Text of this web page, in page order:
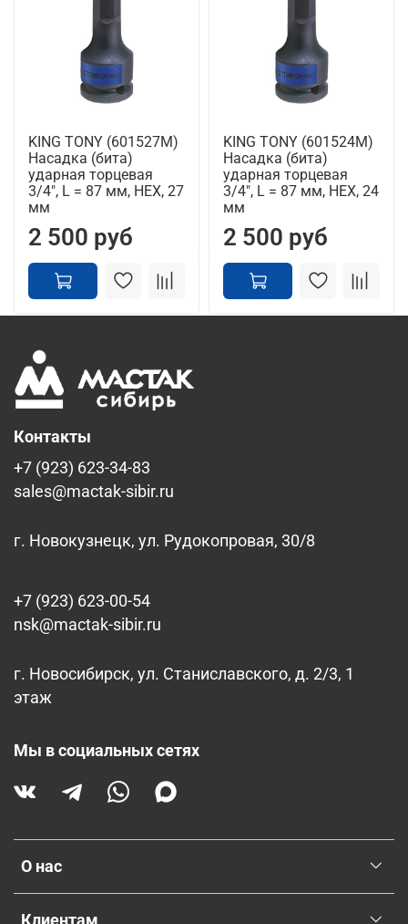
KING TONY (601527M)
Насадка (бита)
ударная торцевая
3/4", L = 87 мм, HEX, 27
мм
2 500 руб
KING TONY (601524M)
Насадка (бита)
ударная торцевая
3/4", L = 87 мм, HEX, 24
мм
2 500 руб
О нас
Контакты
+7 (923) 623-34-83
sales@mactak-sibir.ru
г. Новокузнецк, ул. Рудокопровая, 30/8
+7 (923) 623-00-54
nsk@mactak-sibir.ru
г. Новосибирск, ул. Станиславского, д. 2/3, 1
этаж
Мы в социальных сетях